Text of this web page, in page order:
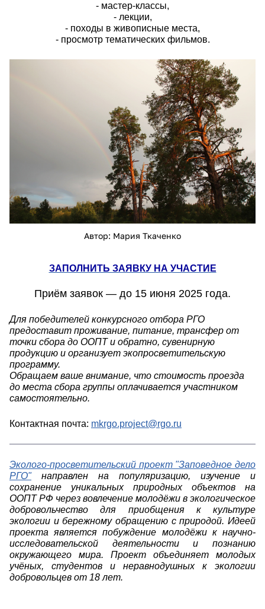
- мастер-классы,
- лекции,
- походы в живописные места,
- просмотр тематических фильмов.
Автор: Мария Ткаченко
ЗАПОЛНИТЬ ЗАЯВКУ НА УЧАСТИЕ
Приём заявок — до 15 июня 2025 года.
Для победителей конкурсного отбора РГО
предоставит проживание, питание, трансфер от
точки сбора до ООПТ и обратно, сувенирную
продукцию и организует экопросветительскую
программу.
Обращаем ваше внимание, что стоимость проезда
до места сбора группы оплачивается участником
самостоятельно.
Контактная почта: mkrgo.project@rgo.ru
Эколого-просветительский проект "Заповедное дело
РГО"направлен на популяризацию, изучение и
сохранение уникальных природных объектов на
ООПТ РФ через вовлечение молодёжи в экологическое
добровольчество для приобщения к культуре
экологии и бережному обращению с природой. Идеей
проекта является побуждение молодёжи к научно-
исследовательской деятельности и познанию
окружающего мира. Проект объединяет молодых
учёных, студентов и неравнодушных к экологии
добровольцев от 18 лет.